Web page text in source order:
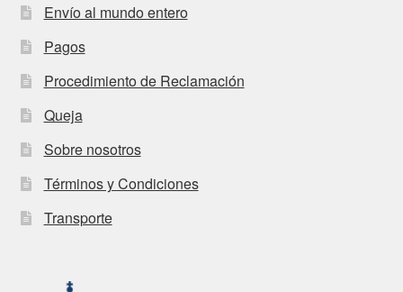
Envío al mundo entero
Pagos
Procedimiento de Reclamación
Queja
Sobre nosotros
Términos y Condiciones
Transporte